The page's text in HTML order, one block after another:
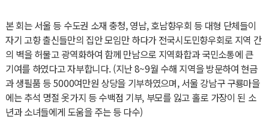
본 회는 서울 등 수도권 소재 충청, 영남, 호남향우회 등 대형 단체들이
자기 고향 출신들만의 집안 모임만 하다가 전국시도민향우회로 지역 간
의 벽을 허물고 광역화하여 함께 만남으로 지역화합과 국민소통에 큰
기여를 하였다고 자부합니다. (지난 8~9월 수해 지역을 방문하여 현금
과 생필품 등 5000여만원 상당을 기부하였으며, 서울 강남구 구룡마을
에는 추석 명절 옷가지 등 수백점 기부, 부모를 잃고 홀로 가장이 된 소
년과 소녀들에게 도움을 주는 등 다수)